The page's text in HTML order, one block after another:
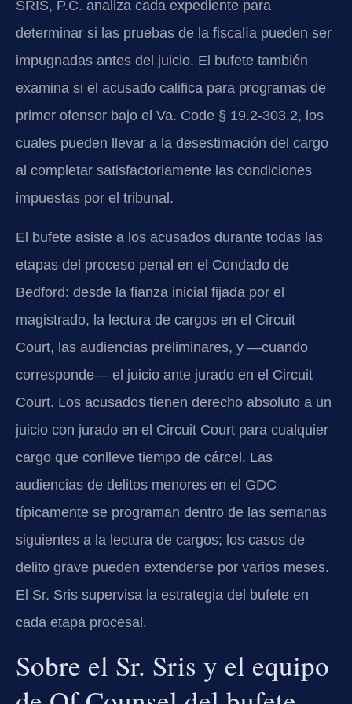
SRIS, P.C. analiza cada expediente para
determinar si las pruebas de la fiscalía pueden ser
impugnadas antes del juicio. El bufete también
examina si el acusado califica para programas de
primer ofensor bajo el Va. Code § 19.2-303.2, los
cuales pueden llevar a la desestimación del cargo
al completar satisfactoriamente las condiciones
impuestas por el tribunal.
El bufete asiste a los acusados durante todas las
etapas del proceso penal en el Condado de
Bedford: desde la fianza inicial fijada por el
magistrado, la lectura de cargos en el Circuit
Court, las audiencias preliminares, y —cuando
corresponde— el juicio ante jurado en el Circuit
Court. Los acusados tienen derecho absoluto a un
juicio con jurado en el Circuit Court para cualquier
cargo que conlleve tiempo de cárcel. Las
audiencias de delitos menores en el GDC
típicamente se programan dentro de las semanas
siguientes a la lectura de cargos; los casos de
delito grave pueden extenderse por varios meses.
El Sr. Sris supervisa la estrategia del bufete en
cada etapa procesal.
Sobre el Sr. Sris y el equipo